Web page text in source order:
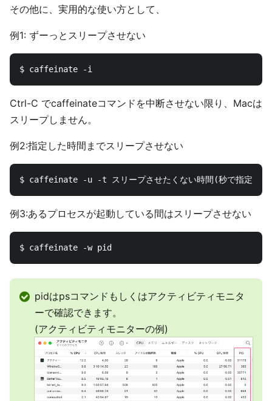
その他に、実用的な使い方として、
例1: ずーっとスリープさせない
Ctrl-C でcaffeinateコマンドを中断させない限り、Macは
スリープしません。
例2:指定した時間までスリープさせない
例3:あるプロセスが起動している間はスリープさせない
pidはpsコマンドもしくはアクティビティモニタ
ーで確認できます。
(アクティビティモニターの例)